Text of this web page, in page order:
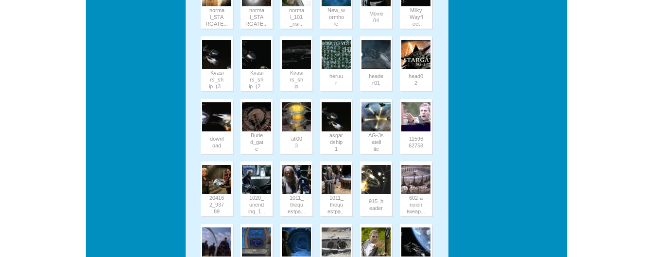
norma
l_STA
RGATE...
norma
l_STA
RGATE...
norma
l_101
_risi...
New_w
ormho
le
Movie
04
Milky
Wayfl
eet
Kvasi
rs_sh
ip_(3...
Kvasi
rs_sh
ip_(2...
Kvasi
rs_sh
ip
heruu
r
heade
r01
head0
2
downl
oad
Burie
d_gat
e
atl00
3
asgar
dship
1
AG-3s
atell
ite
11596
62758
20416
2_937
89
1020_
unend
ing_1...
1011_
thequ
estpa...
1011_
thequ
estpa...
915_h
eader
602-a
ncien
tweap...